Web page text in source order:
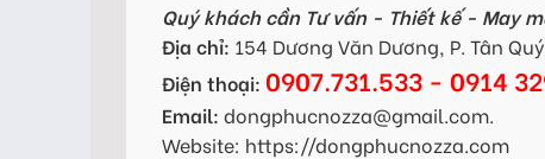
Quý khách cần Tư vấn - Thiết kế - May
Địa chỉ: 154 Dương Văn Dương, P. Tân
Điện thoại: 0907.731.533 - 0914
Email: dongphucnozza@gmail.com.
Website: https://dongphucnozza.com